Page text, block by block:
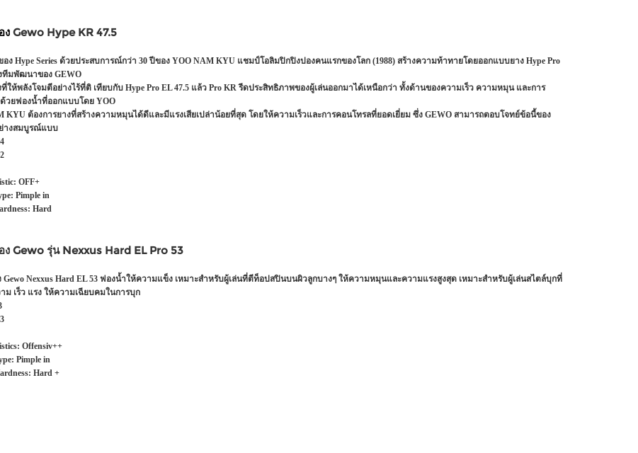
ง Gewo Hype KR 47.5
ง Hype Series ด้วยประสบการณ์กว่า 30 ปีของ YOO NAM KYU แชมป์โอลิมปิกปิงปองคนแรกของโลก (1988) สร้างความท้าทายโดยออกแบบยาง Hype Pro
ทีมพัฒนาของ GEWO
ที่ให้พลังโจมตีอย่างไร้ที่ติ เทียบกับ Hype Pro EL 47.5 แล้ว Pro KR รีดประสิทธิภาพของผู้เล่นออกมาได้เหนือกว่า ทั้งด้านของความเร็ว ความหมุน และการ
วยฟองน้ำที่ออกแบบโดย YOO
KYU ต้องการยางที่สร้างความหมุนได้ดีและมีแรงเสียเปล่าน้อยที่สุด โดยให้ความเร็วและการคอนโทรลที่ยอดเยี่ยม ซึ่ง GEWO สามารถตอบโจทย์ข้อนี้ของ
างสมบูรณ์แบบ
OFF+
Pimple in
Hard
ง Gewo รุ่น Nexxus Hard EL Pro 53
Gewo Nexxus Hard EL 53 ฟองน้ำให้ความแข็ง เหมาะสำหรับผู้เล่นที่ตีท็อปสปินบนผิวลูกบางๆ ให้ความหมุนและความแรงสูงสุด เหมาะสำหรับผู้เล่นสไตล์บุกที่
ม เร็ว แรง ให้ความเฉียบคมในการบุก
Offensiv++
Pimple in
Hard +